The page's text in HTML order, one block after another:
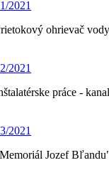
2021
ohrievač vody
2021
práce -
2021
Jozef